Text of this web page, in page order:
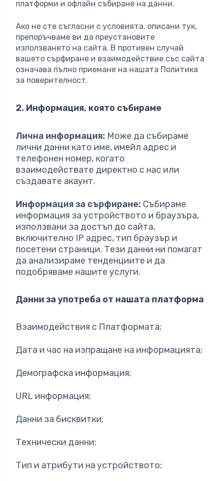
платформи и офлайн събиране на данни.
Ако не сте съгласни с условията, описани тук,
препоръчваме ви да преустановите
използването на сайта. В противен случай
вашето сърфиране и взаимодействие със сайта
означава пълно приемане на нашата Политика
за поверителност.
2. Информация, която събираме
Лична информация: Може да събираме
лични данни като име, имейл адрес и
телефонен номер, когато
взаимодействате директно с нас или
създавате акаунт.
Информация за сърфиране: Събираме
информация за устройството и браузъра,
използвани за достъп до сайта,
включително IP адрес, тип браузър и
посетени страници. Тези данни ни помагат
да анализираме тенденциите и да
подобряваме нашите услуги.
Данни за употреба от нашата платформа
Взаимодействия с Платформата;
Дата и час на изпращане на информацията;
Демографска информация;
URL информация;
Данни за бисквитки;
Технически данни;
Тип и атрибути на устройството;